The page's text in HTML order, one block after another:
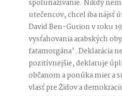
spolunažívanie. Nikdy
utečencov, chcel iba nájsť
David Ben-Gurion v roku
vysťahovania arabských
fatamorgána’. Deklarácia
pozitívnejšie, deklaruje
občanom a ponúka mier a
vlasť pre Židov a